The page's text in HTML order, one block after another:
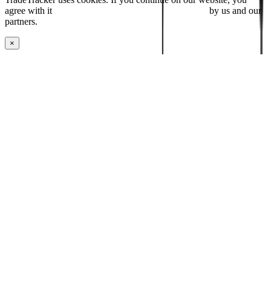
agree with it
by us and our
partners.
×